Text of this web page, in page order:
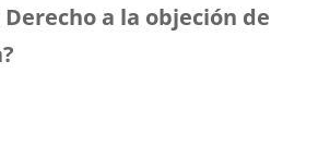
Derecho a la objeción de